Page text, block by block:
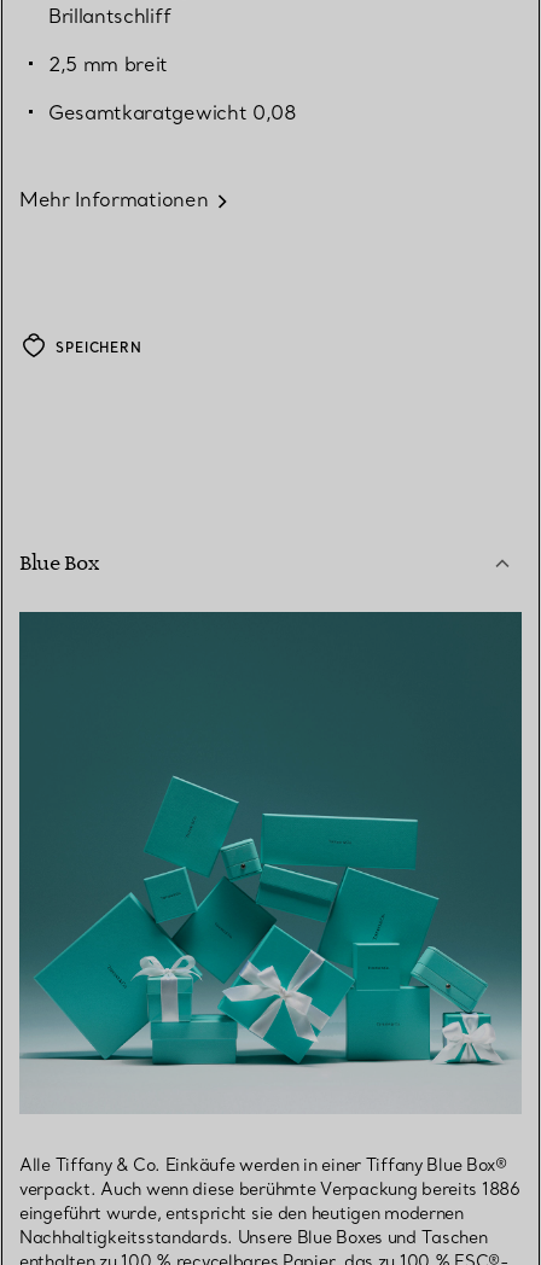
Brillantschliff
2,5 mm breit
Gesamtkaratgewicht 0,08
Mehr Informationen
SPEICHERN
Blue Box
Alle Tiffany & Co. Einkäufe werden in einer Tiffany Blue Box®
verpackt. Auch wenn diese berühmte Verpackung bereits 1886
eingeführt wurde, entspricht sie den heutigen modernen
Nachhaltigkeitsstandards. Unsere Blue Boxes und Taschen